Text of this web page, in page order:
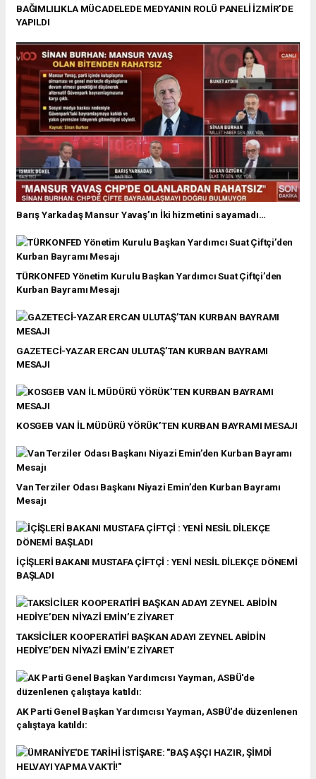
BAĞIMLILIKLA MÜCADELEDE MEDYANIN ROLÜ PANELİ İZMİR’DE
YAPILDI
Barış Yarkadaş Mansur Yavaş’ın İki hizmetini sayamadı…
TÜRKONFED Yönetim Kurulu Başkan Yardımcı Suat Çiftçi’den
Kurban Bayramı Mesajı
GAZETECİ-YAZAR ERCAN ULUTAŞ’TAN KURBAN BAYRAMI
MESAJI
KOSGEB VAN İL MÜDÜRÜ YÖRÜK’TEN KURBAN BAYRAMI MESAJI
Van Terziler Odası Başkanı Niyazi Emin’den Kurban Bayramı
Mesajı
İÇİŞLERİ BAKANI MUSTAFA ÇİFTÇİ : YENİ NESİL DİLEKÇE DÖNEMİ
BAŞLADI
TAKSİCİLER KOOPERATİFİ BAŞKAN ADAYI ZEYNEL ABİDİN
HEDİYE’DEN NİYAZİ EMİN’E ZİYARET
AK Parti Genel Başkan Yardımcısı Yayman, ASBÜ'de düzenlenen
çalıştaya katıldı: